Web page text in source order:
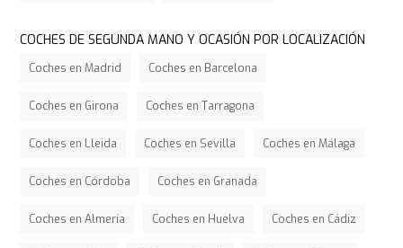
COCHES DE SEGUNDA MANO Y OCASIÓN POR LOCALIZACIÓN
Coches en Madrid Coches en Barcelona
Coches en Girona Coches en Tarragona
Coches en Lleida Coches en Sevilla Coches en Málaga
Coches en Córdoba Coches en Granada
Coches en Almería Coches en Huelva Coches en Cádiz